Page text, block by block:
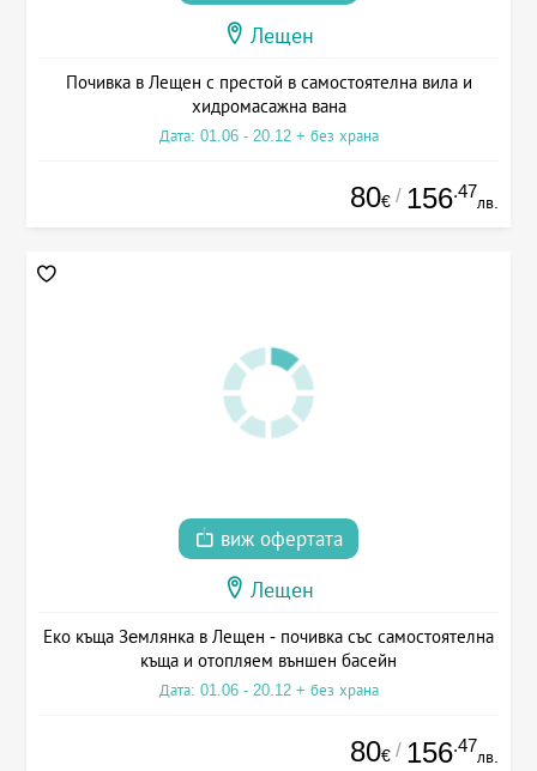
Лещен
Почивка в Лещен с престой в самостоятелна вила и
хидромасажна вана
Дата: 01.06 - 20.12 + без храна
80€ / 156.47
лв.
виж офертата
Лещен
Еко къща Зeмлянка в Лещен - почивка със самостоятелна
къща и отопляем външен басейн
Дата: 01.06 - 20.12 + без храна
80€ / 156.47
лв.